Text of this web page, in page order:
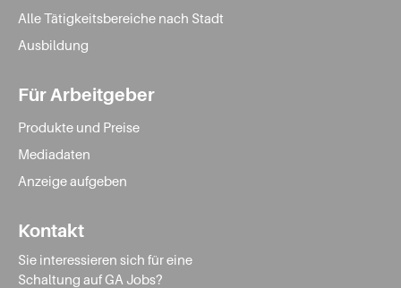
Alle Tätigkeitsbereiche nach Stadt
Ausbildung
Für Arbeitgeber
Produkte und Preise
Mediadaten
Anzeige aufgeben
Kontakt
Sie interessieren sich für eine
Schaltung auf GA Jobs?